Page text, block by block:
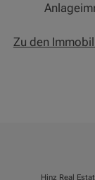
Zu den
Hinz Real